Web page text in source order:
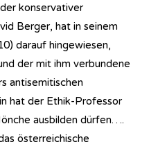
konservativer
Berger, hat in seinem
darauf hingewiesen,
der mit ihm verbundene
antisemitischen
hat der Ethik-Professor
ausbilden dürfen….
österreichische